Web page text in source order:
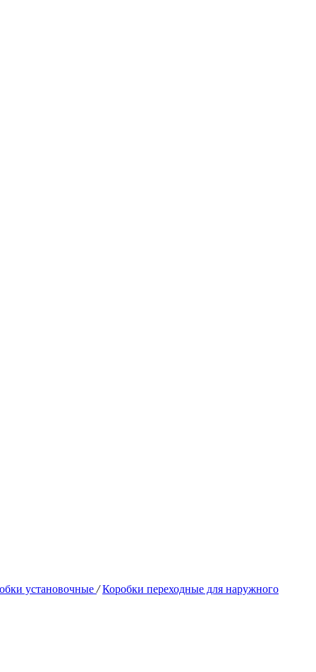
установочные / Коробки переходные для наружного